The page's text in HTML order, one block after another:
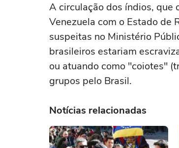
A circulação dos índios, que
Venezuela com o Estado de
suspeitas no Ministério
brasileiros estariam
ou atuando como "coiotes"
grupos pelo Brasil.
Notícias relacionadas